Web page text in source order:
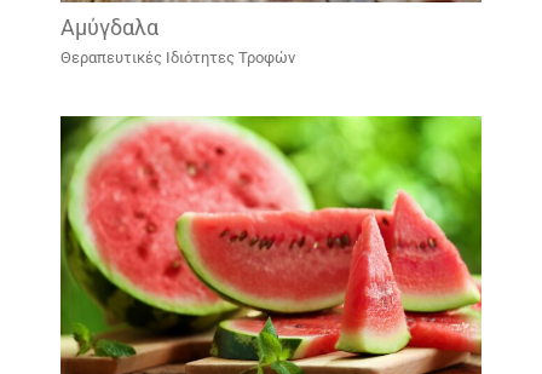
Αμύγδαλα
Θεραπευτικές Ιδιότητες Τροφών